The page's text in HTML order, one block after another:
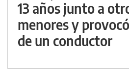
13 años junto a
menores y
de un conductor